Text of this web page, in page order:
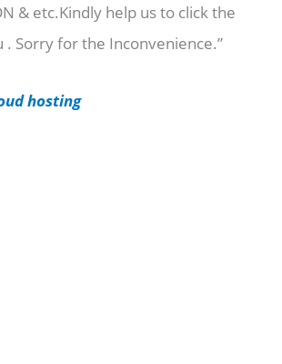
& etc.Kindly help us to click the
. Sorry for the Inconvenience.”
hosting